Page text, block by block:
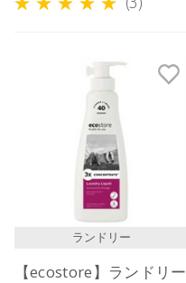
ランドリー
【ecostore】ランドリー